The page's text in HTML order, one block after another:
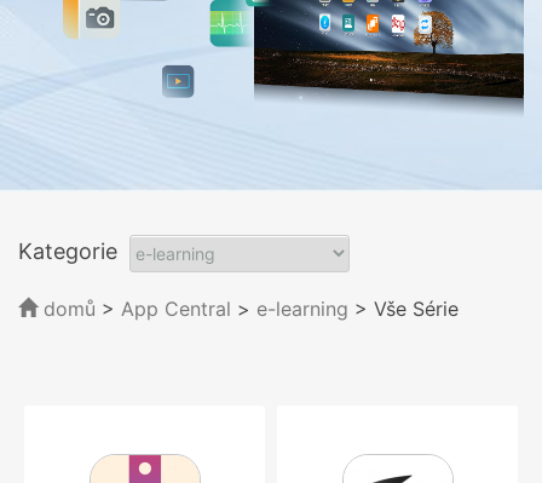
Kategorie
domů > App Central > e-learning > Vše Série